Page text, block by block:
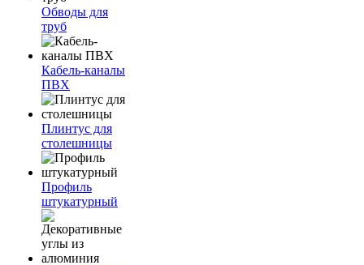
Обводы для
труб
Кабель-каналы
ПВХ
Плинтус для
столешницы
Профиль
штукатурный